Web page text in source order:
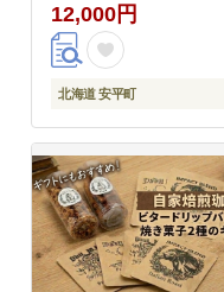
12,000円
北海道 安平町